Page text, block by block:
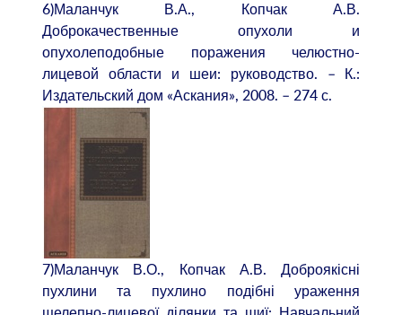
6)Маланчук В.А., Копчак А.В.
Доброкачественные опухоли и
опухолеподобные поражения челюстно-
лицевой области и шеи: руководство. – К.:
Издательский дом «Аскания», 2008. – 274 с.
7)Маланчук В.О., Копчак А.В. Доброякісні
пухлини та пухлино подібні ураження